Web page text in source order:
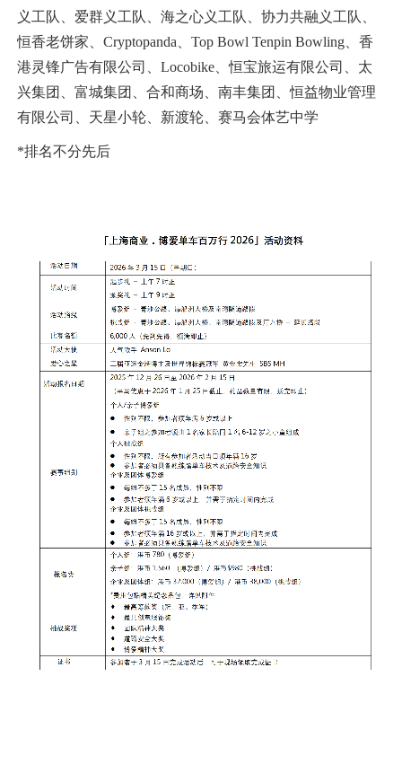
义工队、爱群义工队、海之心义工队、协力共融义工队、
恒香老饼家、Cryptopanda、Top Bowl Tenpin Bowling、香
港灵锋广告有限公司、Locobike、恒宝旅运有限公司、太
兴集团、富城集团、合和商场、南丰集团、恒益物业管理
有限公司、天星小轮、新渡轮、赛马会体艺中学
*排名不分先后